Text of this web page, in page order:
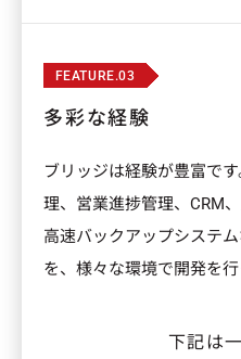
FEATURE.03
多彩な経験
ブリッジは経験が豊富で
理、営業進捗管理、CRM
高速バックアップシステ
を、様々な環境で開発を行
下記は